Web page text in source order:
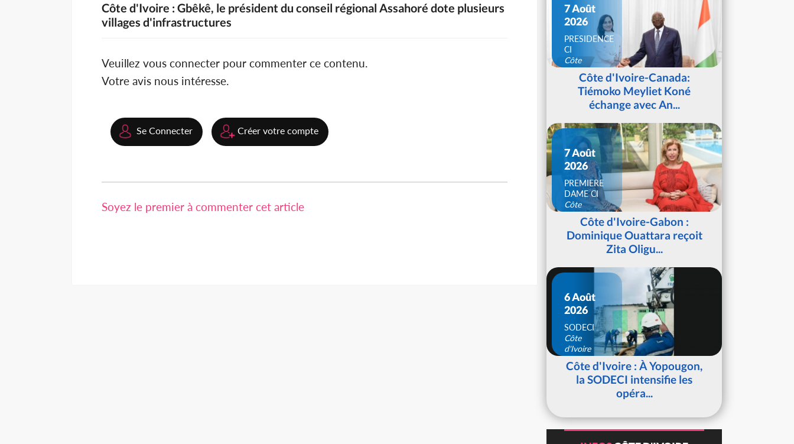
Côte d'Ivoire : Gbêkê, le président du conseil régional Assahoré dote plusieurs
villages d'infrastructures
Veuillez vous connecter pour commenter ce contenu.
Votre avis nous intéresse.
Se Connecter Créer votre compte
Soyez le premier à commenter cet article
7 Août
2026
PRESIDENCE
CI
Côte
d'IvoireCôte d'Ivoire-Canada:
Tiémoko Meyliet Koné
échange avec An...
7 Août
2026
PREMIERE
DAME CI
Côte
d'IvoireCôte d'Ivoire-Gabon :
Dominique Ouattara reçoit
Zita Oligu...
6 Août
2026
SODECI
Côte
d'Ivoire
Côte d'Ivoire : À Yopougon,
la SODECI intensifie les
opéra...